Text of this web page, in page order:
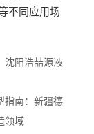
不同应用场
沈阳浩喆源液
指南：新疆德
领域